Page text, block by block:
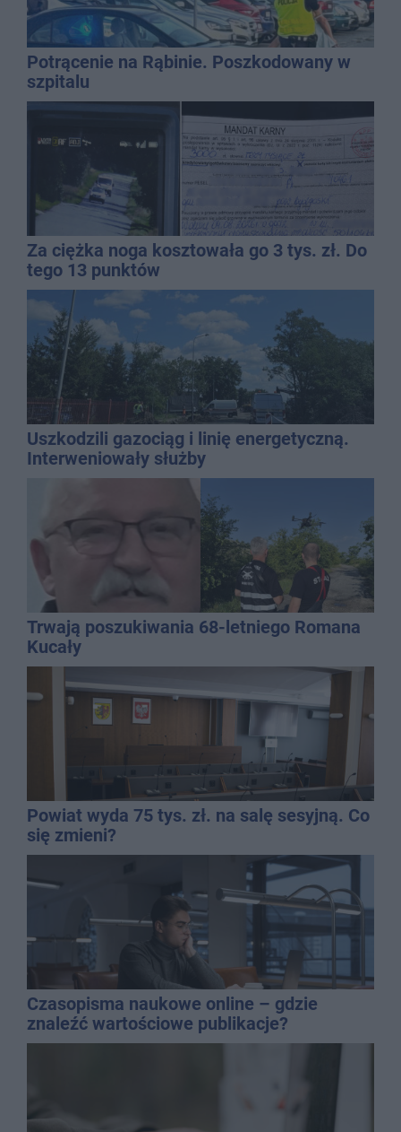
Potrącenie na Rąbinie. Poszkodowany w
szpitalu
Za ciężka noga kosztowała go 3 tys. zł. Do
tego 13 punktów
Uszkodzili gazociąg i linię energetyczną.
Interweniowały służby
Trwają poszukiwania 68-letniego Romana
Kucały
Powiat wyda 75 tys. zł. na salę sesyjną. Co
się zmieni?
Czasopisma naukowe online – gdzie
znaleźć wartościowe publikacje?